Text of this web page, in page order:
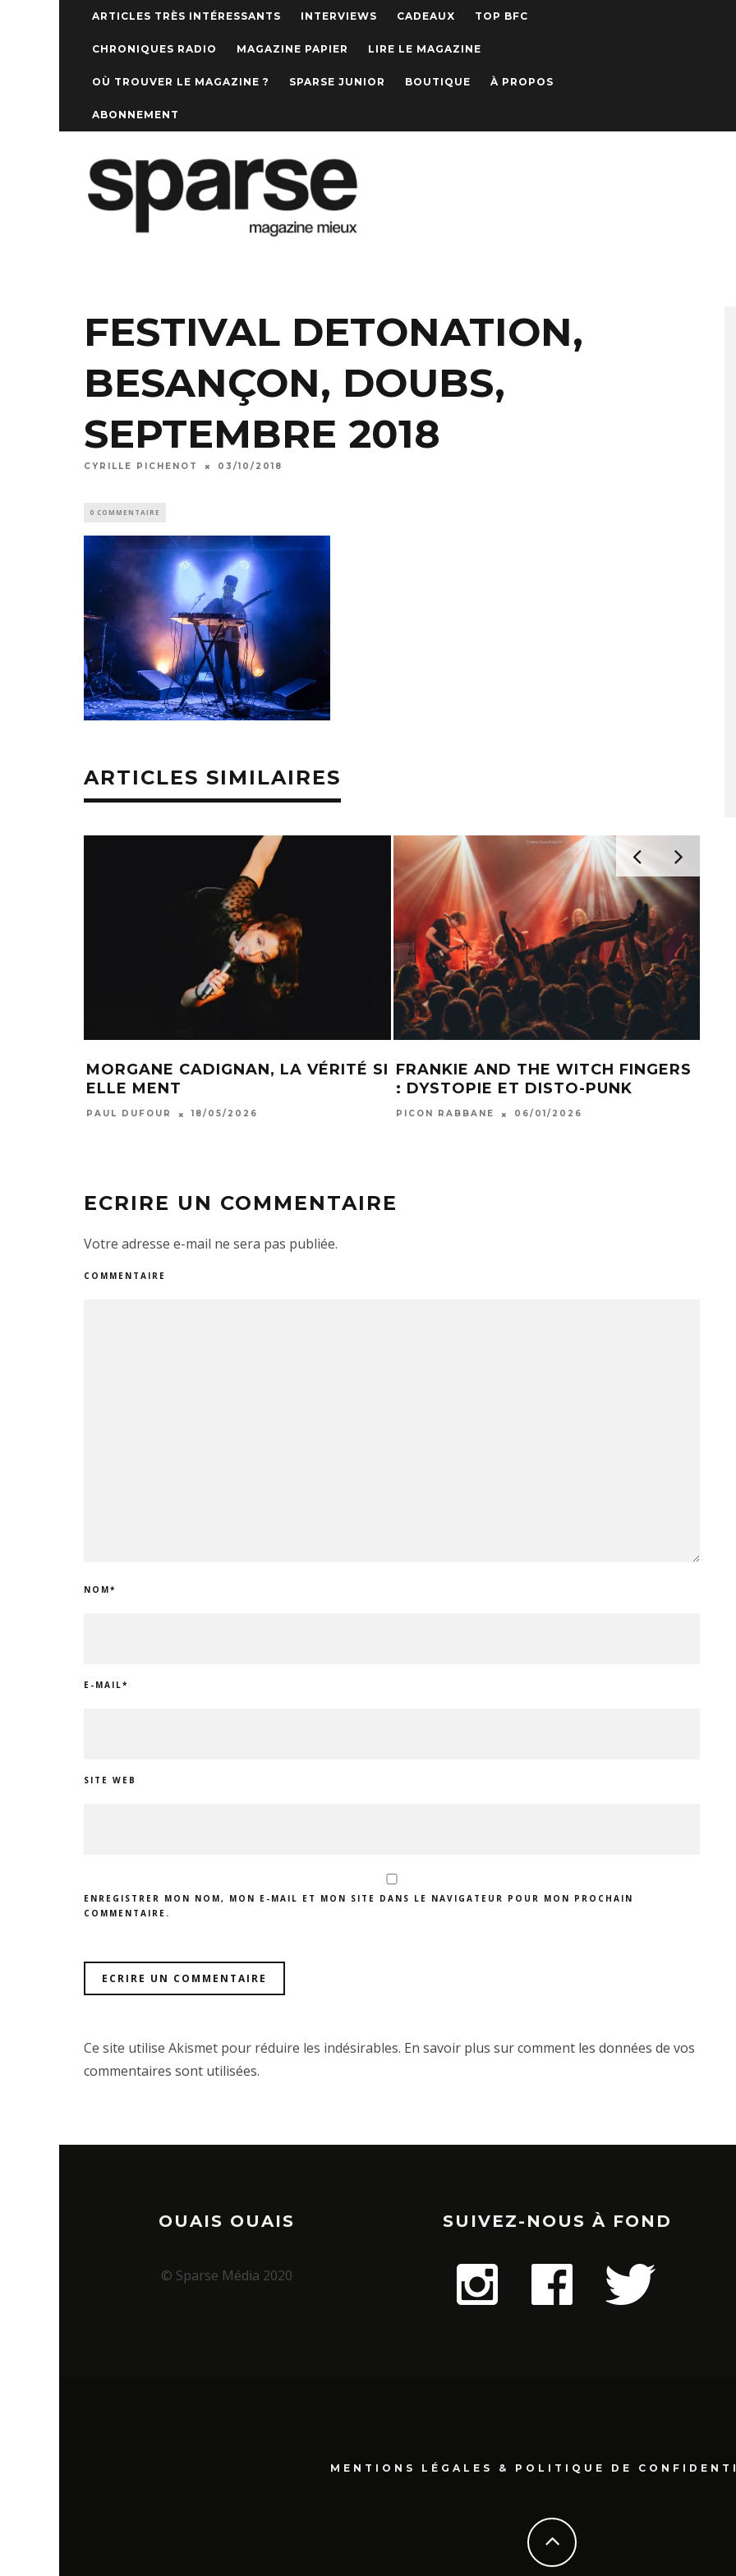
ARTICLES TRÈS INTÉRESSANTS INTERVIEWS CADEAUX TOP BFC
CHRONIQUES RADIO MAGAZINE PAPIER LIRE LE MAGAZINE
OÙ TROUVER LE MAGAZINE ? SPARSE JUNIOR BOUTIQUE À PROPOS
ABONNEMENT
FESTIVAL DETONATION,
BESANÇON, DOUBS,
SEPTEMBRE 2018
CYRILLE PICHENOT 03/10/2018
0 COMMENTAIRE
ARTICLES SIMILAIRES
MORGANE CADIGNAN, LA VÉRITÉ SI
ELLE MENT
PAUL DUFOUR 18/05/2026
FRANKIE AND THE WITCH FINGERS
: DYSTOPIE ET DISTO-PUNK
PICON RABBANE 06/01/2026
ECRIRE UN COMMENTAIRE
Votre adresse e-mail ne sera pas publiée.
COMMENTAIRE
NOM*
E-MAIL*
SITE WEB
ENREGISTRER MON NOM, MON E-MAIL ET MON SITE DANS LE NAVIGATEUR POUR MON PROCHAIN
COMMENTAIRE.
Ce site utilise Akismet pour réduire les indésirables. En savoir plus sur comment les données de vos
commentaires sont utilisées.
OUAIS OUAIS
© Sparse Média 2020
SUIVEZ-NOUS À FOND
MENTIONS LÉGALES & POLITIQUE DE